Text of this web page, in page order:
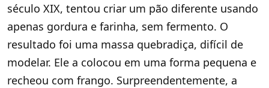
século XIX, tentou criar um pão diferente usando
apenas gordura e farinha, sem fermento. O
resultado foi uma massa quebradiça, difícil de
modelar. Ele a colocou em uma forma pequena e
recheou com frango. Surpreendentemente, a